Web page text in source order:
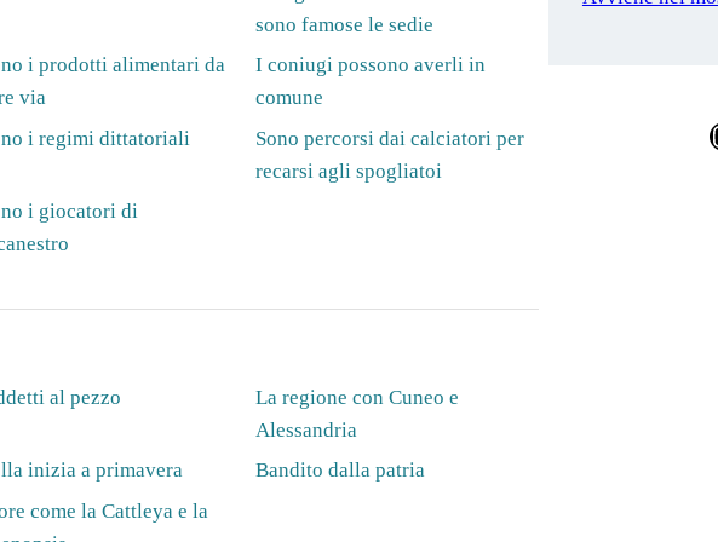
sono famose le sedie
i prodotti alimentari da
via
I coniugi possono averli in
comune
i regimi dittatoriali
Sono percorsi dai calciatori per
recarsi agli spogliatoi
i giocatori di
al pezzo
La regione con Cuneo e
Alessandria
inizia a primavera
Bandito dalla patria
come la Cattleya e la